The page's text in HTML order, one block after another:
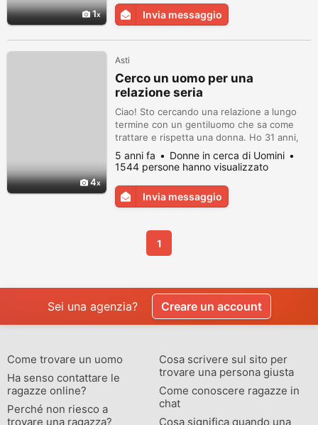
1
a sposarmi, ma solo se sono sicura che il
mio matrimonio durerà per sempre. Sono
Invia messaggio
4
Asti
Cerco un uomo per una
relazione seria
Ciao! Sto cercando una relazione a lungo
termine con un gentiluomo che sa come
trattare e rispetta una donna. Ho 31 anni,
molto affettuosa, premurosa, romantica e
affettuosa. Scrivimi qui: http://italia.donne-
single.com/memberid/1001346395166_de50
862d
5 anni fa
Donne in cerca di Uomini
1544 persone hanno visualizzato
Invia messaggio
1
Sei una agenzia? Creare un account
Come trovare un uomo
Ha senso contattare le
ragazze online?
Perché non riesco a
trovare una ragazza?
Cosa scrivere sul sito per
trovare una persona giusta
Come conoscere ragazze in
chat
Cosa significa quando una